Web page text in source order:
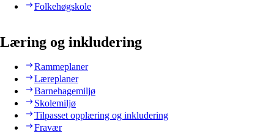
Folkehøgskole
Læring og inkludering
Rammeplaner
Læreplaner
Barnehagemiljø
Skolemiljø
Tilpasset opplæring og inkludering
Fravær